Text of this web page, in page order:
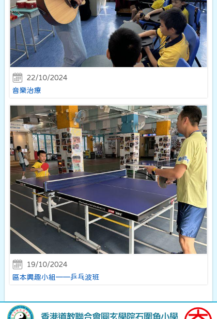
22/10/2024
音樂治療
19/10/2024
區本興趣小組——乒乓波班